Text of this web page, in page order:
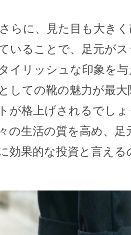
さらに、見た目も大き
いることで、足元が
イリッシュな印象を
しての靴の魅力が最
が格上げされるでし
の生活の質を高め、
効果的な投資と言える